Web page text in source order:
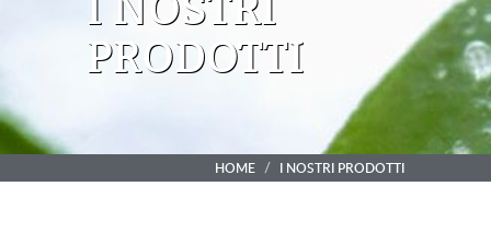
PRODOTTI
HOME I NOSTRI PRODOTTI